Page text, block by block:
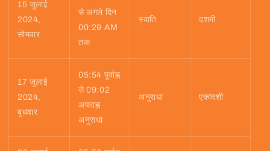
15 जुलाई
2024,
सोमवार
से अगले दिन
00:29 AM
तक
स्वाति दशमी
17 जुलाई
2024,
बुधवार
05:54 पूर्वाह्न
से 09:02
अपराह्न
अनुराधा
अनुराधा एकादशी